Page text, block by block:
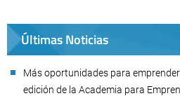
Últimas Noticias
Más oportunidades para
edición de la Academia para